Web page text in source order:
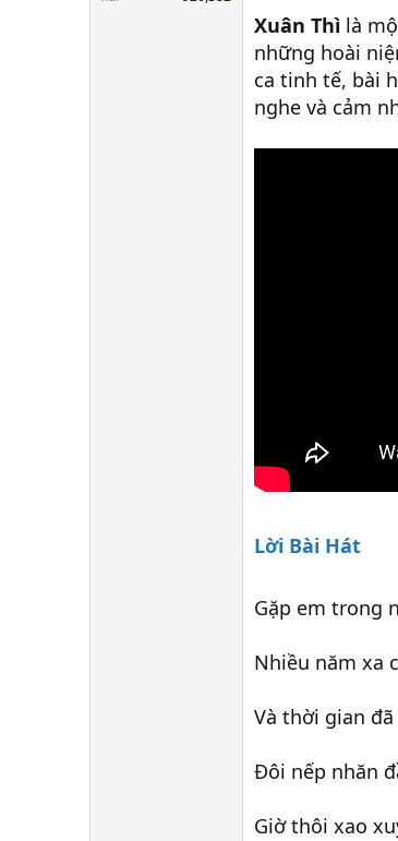
Xuân Thì là
những hoài
ca tinh tế, bài
nghe và cảm
Lời Bài Hát
Gặp em trong
Nhiều năm xa
Và thời gian
Đôi nếp nhăn
Giờ thôi xao